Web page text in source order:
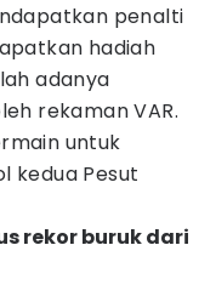
penalti
hadiah
adanya
rekaman VAR.
untuk
kedua Pesut
rekor buruk dari